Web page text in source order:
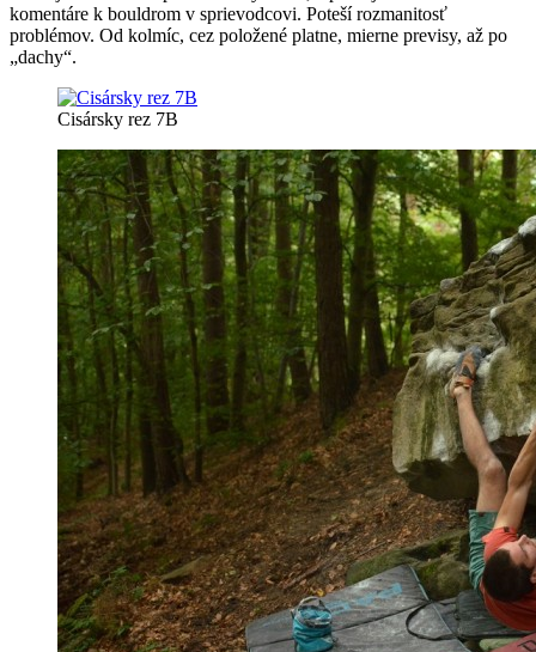
komentáre k bouldrom v sprievodcovi. Poteší rozmanitosť
problémov. Od kolmíc, cez položené platne, mierne previsy, až po
„dachy“.
Cisársky rez 7B